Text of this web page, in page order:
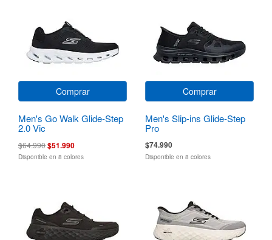
Comprar
Men's Go Walk Glide-Step
2.0 Vic
$64.990$51.990
Disponible en 8 colores
Comprar
Men's Slip-ins Glide-Step
Pro
$74.990
Disponible en 8 colores